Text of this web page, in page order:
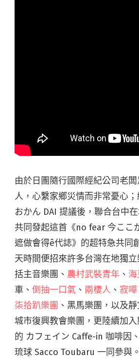
由於日團隨行國際經紀公司老
人，心繫家鄉災情而非常憂心；
おかん DAI 提議後，聯合台中
共同發起這首《no fear 今ここ
遮做會得ê代誌》的超特急共同
天時間便招來許多台灣在地獨
括主音樂團、 農村武裝青年 、
車、 倒抽一口氣 、 兩棲人 、 寂嘩
柒拾趴樂團 、黑馬樂團，以及
城市復興教會樂團，更陸續加
的 カフェイン Caffe-in 咖啡因
琉球 Sacco Toubaru 一同參與。